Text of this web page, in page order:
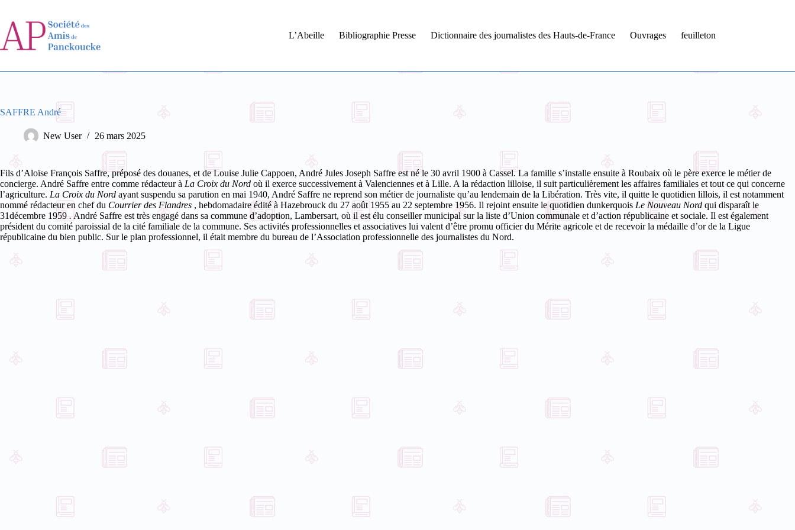
contenu
L’Abeille
Bibliographie Presse Dictionnaire des journalistes des Hauts-de-France Ouvrages feuilleton
SAFFRE André
New User 26 mars 2025
Fils d’Aloïse François Saffre, préposé des douanes, et de Louise Julie Cappoen, André Jules Joseph Saffre est né le 30 avril 1900 à Cassel. La famille s’installe ensuite à Roubaix où le père exerce le métier de
concierge. André Saffre entre comme rédacteur à La Croix du Nord où il exerce successivement à Valenciennes et à Lille. A la rédaction lilloise, il suit particulièrement les affaires familiales et tout ce qui concerne
l’agriculture. La Croix du Nord ayant suspendu sa parution en mai 1940, André Saffre ne reprend son métier de journaliste qu’au lendemain de la Libération. Très vite, il quitte le quotidien lillois, il est notamment
nommé rédacteur en chef du Courrier des Flandres , hebdomadaire édité à Hazebrouck du 27 août 1955 au 22 septembre 1956. Il rejoint ensuite le quotidien dunkerquois Le Nouveau Nord qui disparaît le
31décembre 1959 . André Saffre est très engagé dans sa commune d’adoption, Lambersart, où il est élu conseiller municipal sur la liste d’Union communale et d’action républicaine et sociale. Il est également
président du comité paroissial de la cité familiale de la commune. Ses activités professionnelles et associatives lui valent d’être promu officier du Mérite agricole et de recevoir la médaille d’or de la Ligue
républicaine du bien public. Sur le plan professionnel, il était membre du bureau de l’Association professionnelle des journalistes du Nord.